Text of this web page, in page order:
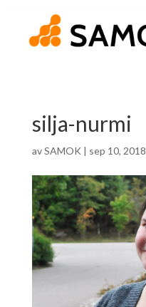
silja-nurmi
avSAMOK | sep 10, 2018